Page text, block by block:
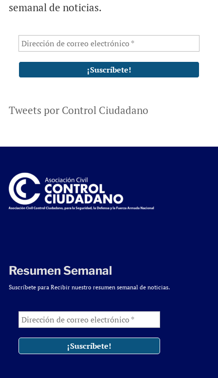
semanal de noticias.
Tweets por Control Ciudadano
Resumen Semanal
Suscríbete para Recibir nuestro resumen semanal de noticias.